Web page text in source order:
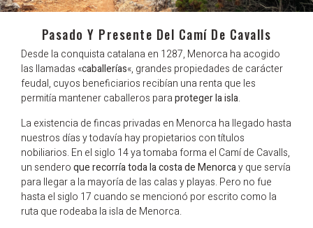
Pasado Y Presente Del Camí De Cavalls
Desde la conquista catalana en 1287, Menorca ha acogido
las llamadas «caballerías«, grandes propiedades de carácter
feudal, cuyos beneficiarios recibían una renta que les
permitía mantener caballeros paraproteger la isla.
La existencia de fincas privadas en Menorca ha llegado hasta
nuestros días y todavía hay propietarios con títulos
nobiliarios. En el siglo 14 ya tomaba forma el Camíde Cavalls,
un senderoque recorría toda la costa de Menorcay que servía
para llegar a la mayoría de las calas y playas. Pero no fue
hasta el siglo 17 cuando se mencionó por escrito como la
ruta que rodeaba la isla de Menorca.